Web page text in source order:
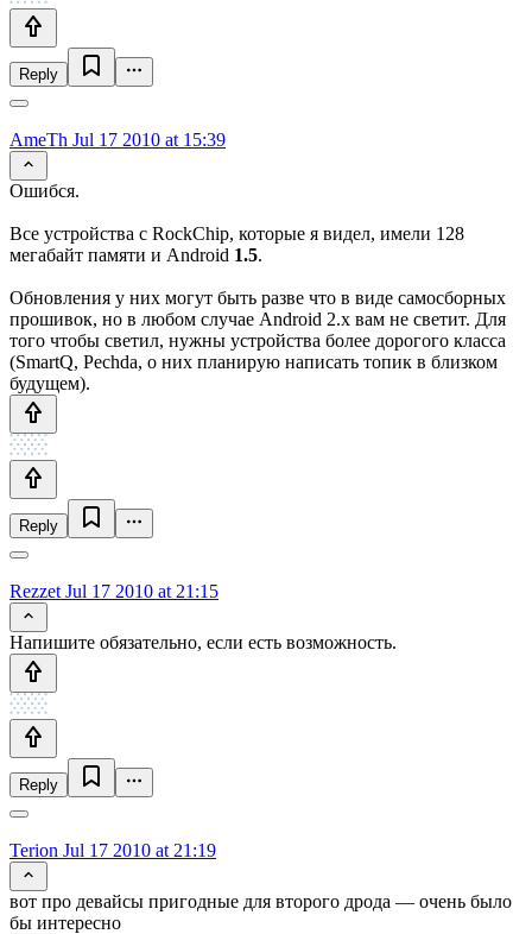
Reply
AmeTh Jul 17 2010 at 15:39
Ошибся.
Все устройства с RockChip, которые я видел, имели 128
мегабайт памяти и Android 1.5.
Обновления у них могут быть разве что в виде самосборных
прошивок, но в любом случае Android 2.x вам не светит. Для
того чтобы светил, нужны устройства более дорогого класса
(SmartQ, Pechda, о них планирую написать топик в близком
будущем).
Reply
Rezzet Jul 17 2010 at 21:15
Напишите обязательно, если есть возможность.
Reply
Terion Jul 17 2010 at 21:19
вот про девайсы пригодные для второго дрода — очень было
бы интересно